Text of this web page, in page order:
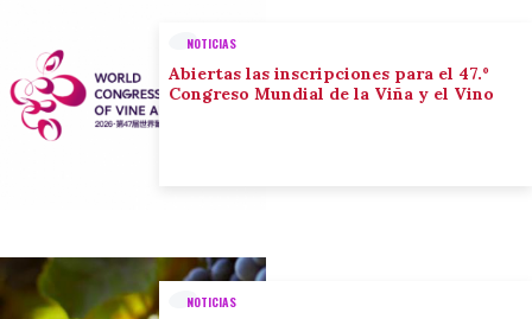
NOTICIAS
Abiertas las inscripciones para el 47.º
Congreso Mundial de la Viña y el Vino
NOTICIAS